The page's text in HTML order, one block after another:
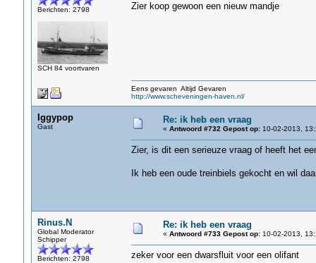
Berichten: 2798
SCH 84 voortvaren
Zier koop gewoon een nieuw mandje
Eens gevaren Altijd Gevaren
http://www.scheveningen-haven.nl/
Iggypop
Gast
Re: ik heb een vraag
« Antwoord #732 Gepost op:10-02-2013,
Zier, is dit een serieuze vraag of heeft het
Ik heb een oude treinbiels gekocht en wil
Rinus.N
Global Moderator
Schipper
Berichten: 2798
Re: ik heb een vraag
« Antwoord #733 Gepost op:10-02-2013,
zeker voor een dwarsfluit voor een olifant